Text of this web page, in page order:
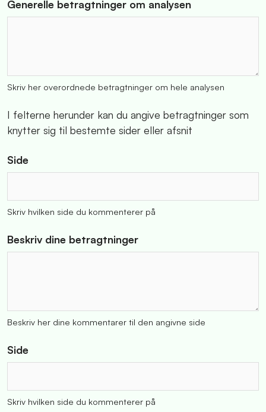
Generelle betragtninger om analysen
Skriv her overordnede betragtninger om hele analysen
I felterne herunder kan du angive betragtninger som
knytter sig til bestemte sider eller afsnit
Side
Skriv hvilken side du kommenterer på
Beskriv dine betragtninger
Beskriv her dine kommentarer til den angivne side
Side
Skriv hvilken side du kommenterer på